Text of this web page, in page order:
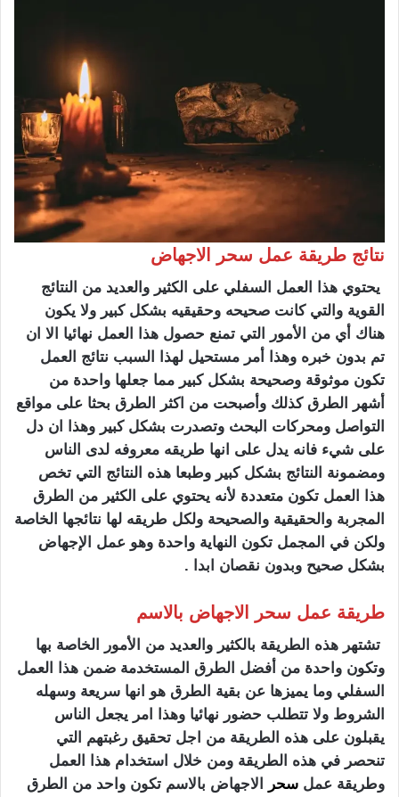
نتائج طريقة عمل سحر الاجهاض
يحتوي هذا العمل السفلي على الكثير والعديد من النتائج
القوية والتي كانت صحيحه وحقيقيه بشكل كبير ولا يكون
هناك أي من الأمور التي تمنع حصول هذا العمل نهائيا الا ان
تم بدون خبره وهذا أمر مستحيل لهذا السبب نتائج العمل
تكون موثوقة وصحيحة بشكل كبير مما جعلها واحدة من
أشهر الطرق كذلك وأصبحت من اكثر الطرق بحثا على مواقع
التواصل ومحركات البحث وتصدرت بشكل كبير وهذا ان دل
على شيء فانه يدل على انها طريقه معروفه لدى الناس
ومضمونة النتائج بشكل كبير وطبعا هذه النتائج التي تخص
هذا العمل تكون متعددة لأنه يحتوي على الكثير من الطرق
المجربة والحقيقية والصحيحة ولكل طريقه لها نتائجها الخاصة
ولكن في المجمل تكون النهاية واحدة وهو عمل الإجهاض
بشكل صحيح وبدون نقصان ابدا .
طريقة عمل سحر الاجهاض بالاسم
تشتهر هذه الطريقة بالكثير والعديد من الأمور الخاصة بها
وتكون واحدة من أفضل الطرق المستخدمة ضمن هذا العمل
السفلي وما يميزها عن بقية الطرق هو انها سريعة وسهله
الشروط ولا تتطلب حضور نهائيا وهذا امر يجعل الناس
يقبلون على هذه الطريقة من اجل تحقيق رغبتهم التي
تنحصر في هذه الطريقة ومن خلال استخدام هذا العمل
وطريقة عمل سحر
الاجهاض بالاسم تكون واحد من الطرق